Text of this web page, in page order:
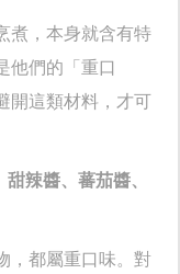
煮，本身就含有特
他們的「重口
開這類材料，才可
辣醬、蕃茄醬、
，都屬重口味。對